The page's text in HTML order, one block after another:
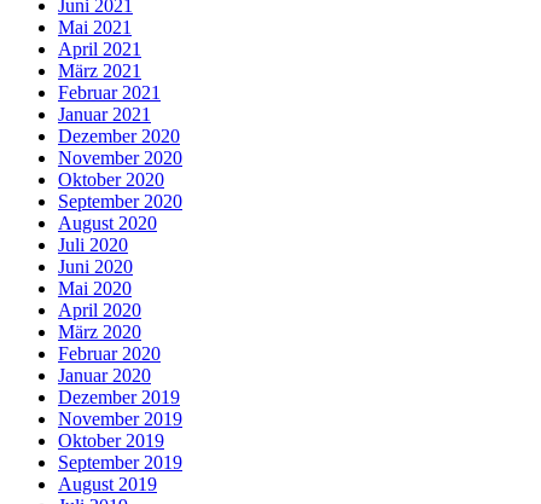
Juni 2021
Mai 2021
April 2021
März 2021
Februar 2021
Januar 2021
Dezember 2020
November 2020
Oktober 2020
September 2020
August 2020
Juli 2020
Juni 2020
Mai 2020
April 2020
März 2020
Februar 2020
Januar 2020
Dezember 2019
November 2019
Oktober 2019
September 2019
August 2019